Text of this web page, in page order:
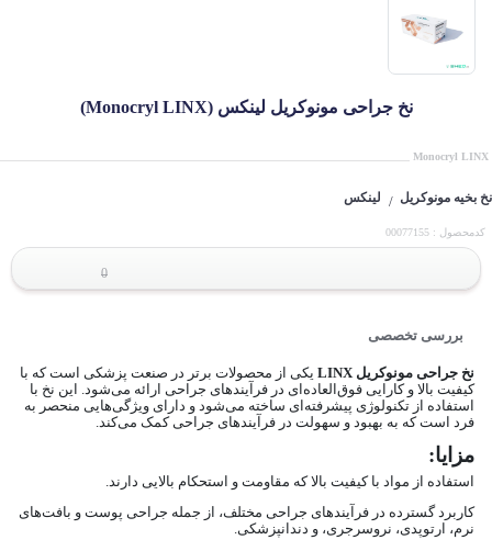
نخ جراحی مونوکریل لینکس (Monocryl LINX)
Monocryl LINX
نخ بخیه مونوکریل / لینکس
کدمحصول : 00077155
0
بررسی تخصصی
نخ جراحی مونوکریل LINX
یکی از محصولات برتر در صنعت پزشکی است که با
کیفیت بالا و کارایی فوق‌العاده‌ای در فرآیندهای جراحی ارائه می‌شود. این نخ با
استفاده از تکنولوژی پیشرفته‌ای ساخته می‌شود و دارای ویژگی‌هایی منحصر به
فرد است که به بهبود و سهولت در فرآیندهای جراحی کمک می‌کند.
مزایا:
استفاده از مواد با کیفیت بالا که مقاومت و استحکام بالایی دارند.
کاربرد گسترده در فرآیندهای جراحی مختلف، از جمله جراحی پوست و بافت‌های
نرم، ارتوپدی، نروسرجری، و دندانپزشکی.